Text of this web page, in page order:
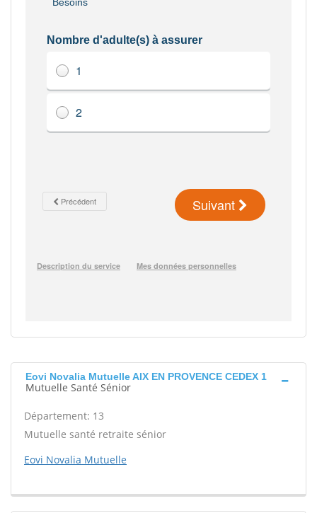
Eovi Novalia Mutuelle AIX EN PROVENCE CEDEX 1
Mutuelle Santé Sénior
Département: 13
Mutuelle santé retraite sénior
Eovi Novalia Mutuelle